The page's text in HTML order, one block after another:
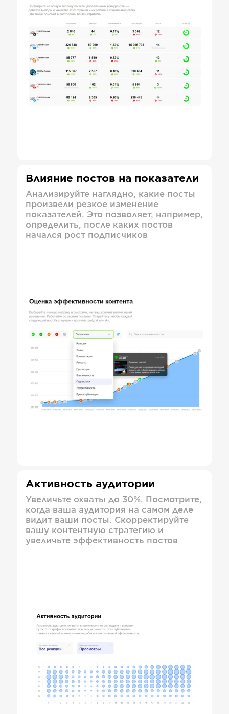
Влияние постов на показатели
Анализируйте наглядно, какие посты
произвели резкое изменение
показателей. Это позволяет, например,
определить, после каких постов
начался рост подписчиков
Активность аудитории
Увеличьте охваты до 30%. Посмотрите,
когда ваша аудитория на самом деле
видит ваши посты. Скорректируйте
вашу контентную стратегию и
увеличьте эффективность постов